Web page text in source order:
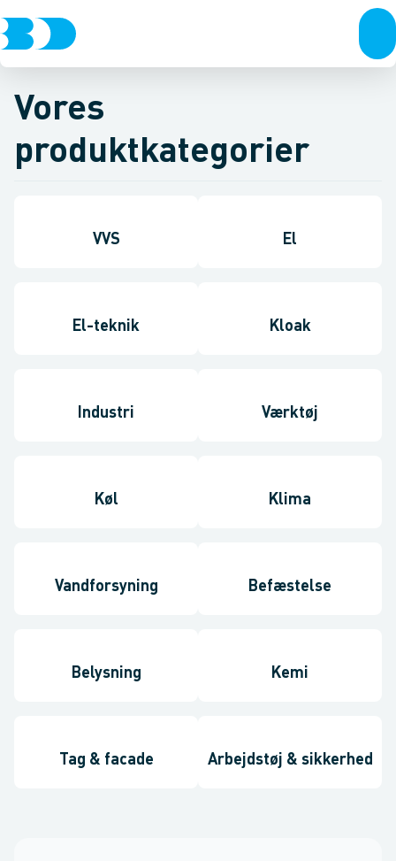
Vores
produktkategorier
VVS El
El-teknik Kloak
Industri Værktøj
Køl Klima
Vandforsyning Befæstelse
Belysning Kemi
Tag & facade Arbejdstøj & sikkerhed